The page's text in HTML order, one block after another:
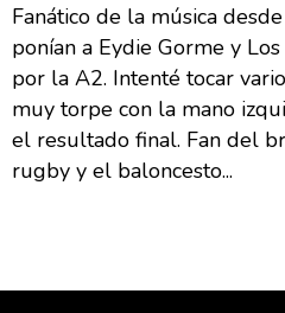
Fanático de la música
ponían a Eydie Gorme y
por la A2. Intenté tocar
muy torpe con la mano
el resultado final. Fan del
rugby y el baloncesto...